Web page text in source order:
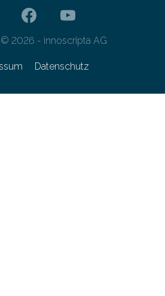
2026 - innoscripta AG
Datenschutz